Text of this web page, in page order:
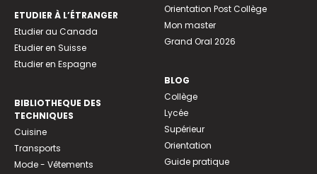
ETUDIER À L’ÉTRANGER
Etudier au Canada
Etudier en Suisse
Etudier en Espagne
BIBLIOTHEQUE DES
TECHNIQUES
Cuisine
Transports
Mode - Vêtements
Orientation Post Collège
Mon master
Grand Oral 2026
BLOG
Collège
Lycée
Supérieur
Orientation
Guide pratique